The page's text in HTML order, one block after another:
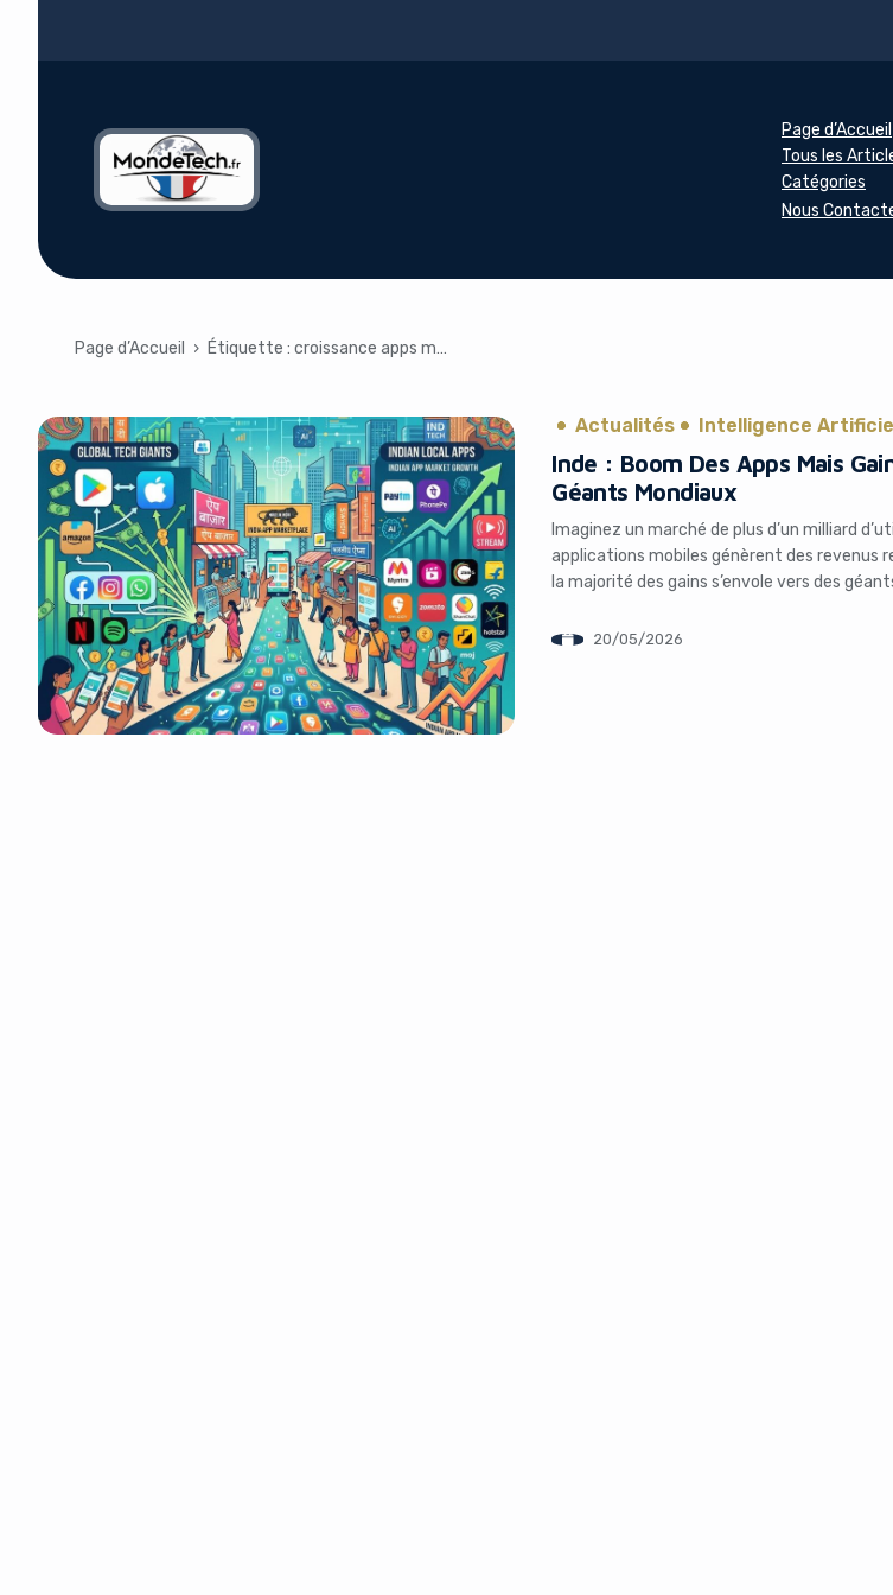
Page d’Accueil
Tous les
Catégories
Nous
Page d’Accueil › Étiquette :croissance apps mobiles
Actualités Intelligence
Inde : Boom Des Apps Mais
Géants Mondiaux
Imaginez un marché de plus d’un milliard
applications mobiles génèrent des revenus
la majorité des gains s’envole vers des
Avec un écosystème digital en pleine
20/05/2026
It looks like you're